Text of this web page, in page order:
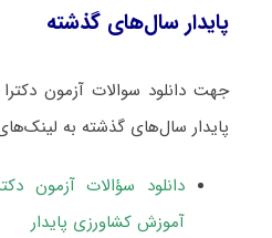
پایدار سال‌های گذشته
جهت دانلود سوالات آزمون
پایدار سال‌های گذشته به
آموزش کشاورزی پایدار